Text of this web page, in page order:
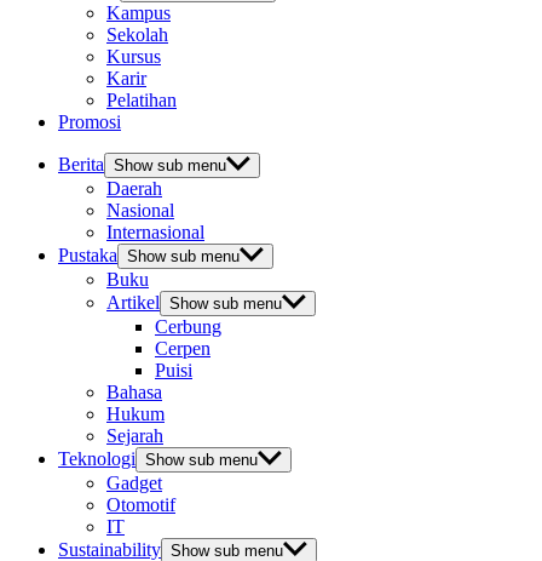
Kampus
Sekolah
Kursus
Karir
Pelatihan
Promosi
Berita Show sub menu
Daerah
Nasional
Internasional
Pustaka Show sub menu
Buku
Artikel Show sub menu
Cerbung
Cerpen
Puisi
Bahasa
Hukum
Sejarah
Teknologi Show sub menu
Gadget
Otomotif
IT
Sustainability Show sub menu